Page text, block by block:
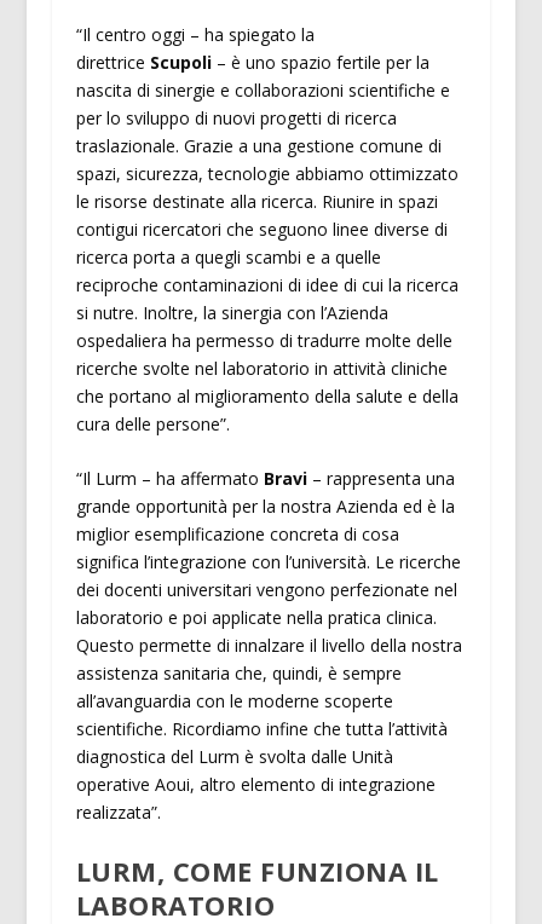
“Il centro oggi – ha spiegato la
direttrice Scupoli– è uno spazio fertile per la
nascita di sinergie e collaborazioni scientifiche e
per lo sviluppo di nuovi progetti di ricerca
traslazionale. Grazie a una gestione comune di
spazi, sicurezza, tecnologie abbiamo ottimizzato
le risorse destinate alla ricerca. Riunire in spazi
contigui ricercatori che seguono linee diverse di
ricerca porta a quegli scambi e a quelle
reciproche contaminazioni di idee di cui la ricerca
si nutre. Inoltre, la sinergia con l’Azienda
ospedaliera ha permesso di tradurre molte delle
ricerche svolte nel laboratorio in attività cliniche
che portano al miglioramento della salute e della
cura delle persone”.
“Il Lurm – ha affermato Bravi– rappresenta una
grande opportunità per la nostra Azienda ed è la
miglior esemplificazione concreta di cosa
significa l’integrazione con l’università. Le ricerche
dei docenti universitari vengono perfezionate nel
laboratorio e poi applicate nella pratica clinica.
Questo permette di innalzare il livello della nostra
assistenza sanitaria che, quindi, è sempre
all’avanguardia con le moderne scoperte
scientifiche. Ricordiamo infine che tutta l’attività
diagnostica del Lurm è svolta dalle Unità
operative Aoui, altro elemento di integrazione
realizzata”.
LURM, COME FUNZIONA IL
LABORATORIO